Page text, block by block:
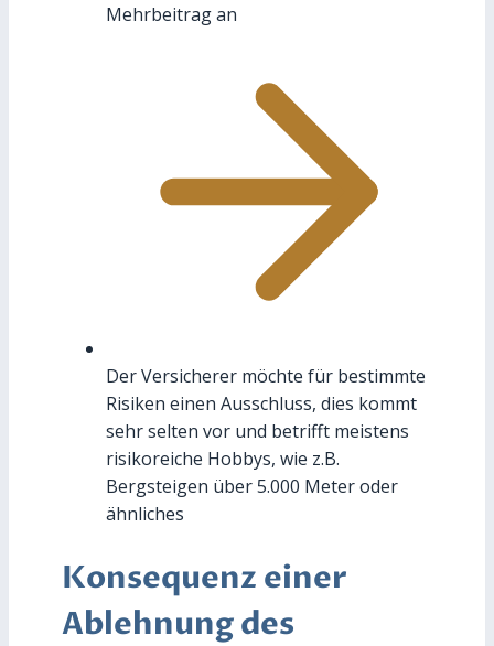
Mehrbeitrag an
Der Versicherer möchte für bestimmte
Risiken einen Ausschluss, dies kommt
sehr selten vor und betrifft meistens
risikoreiche Hobbys, wie z.B.
Bergsteigen über 5.000 Meter oder
ähnliches
Konsequenz einer
Ablehnung des